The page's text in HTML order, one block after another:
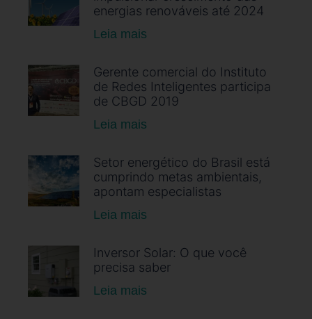
energias renováveis até 2024
Leia mais
Gerente comercial do Instituto
de Redes Inteligentes participa
de CBGD 2019
Leia mais
Setor energético do Brasil está
cumprindo metas ambientais,
apontam especialistas
Leia mais
Inversor Solar: O que você
precisa saber
Leia mais